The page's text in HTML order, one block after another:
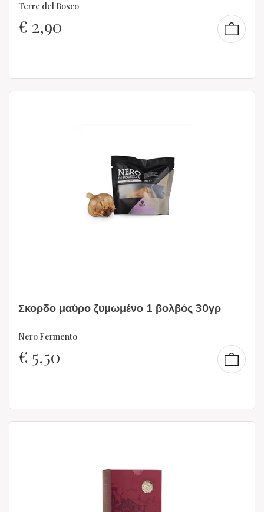
Terre del Bosco
€ 2,90
Σκορδο μαύρο ζυμωμένο 1 βολβός 30γρ
Nero Fermento
€ 5,50